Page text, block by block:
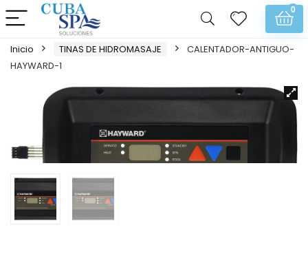
0
Inicio TINAS DE HIDROMASAJE
CALENTADOR-ANTIGUO-
HAYWARD-1